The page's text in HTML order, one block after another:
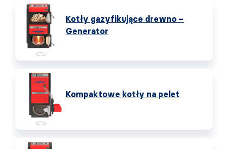
Kotły gazyfikujące drewno –
Generator
Kompaktowe kotły na pelet